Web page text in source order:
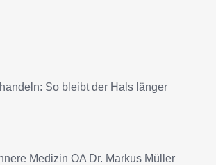
So bleibt der Hals länger
Medizin OA Dr. Markus Müller